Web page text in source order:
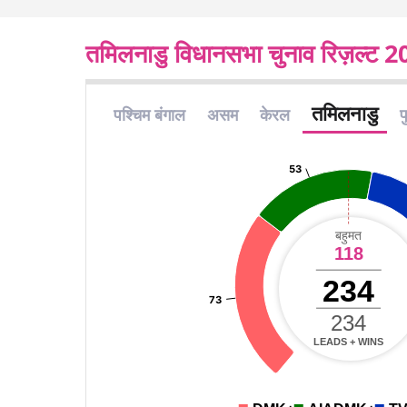
तमिलनाडु विधानसभा चुनाव रिज़ल्ट